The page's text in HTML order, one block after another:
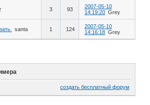
3 93
2007-05-10
14:19:20 Grey
santa 1 124
2007-05-10
14:16:18 Grey
создать бесплатный форум